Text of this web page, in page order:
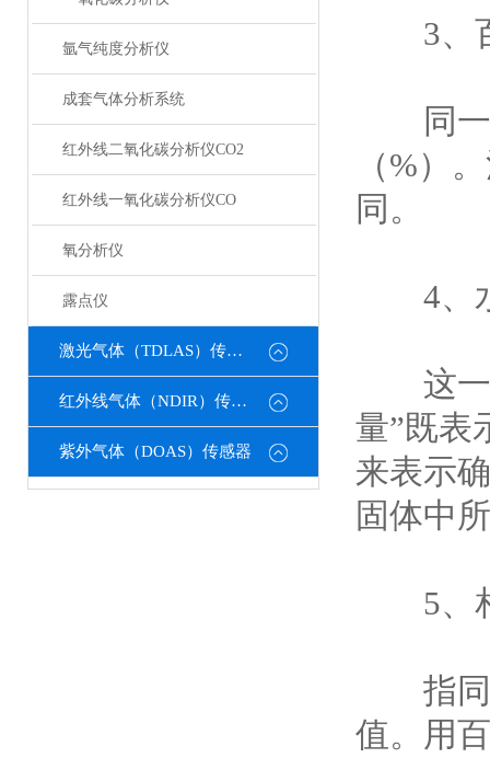
氩气纯度分析仪
成套气体分析系统
红外线二氧化碳分析仪CO2
红外线一氧化碳分析仪CO
氧分析仪
露点仪
激光气体（TDLAS）传感器
红外线气体（NDIR）传感器
紫外气体（DOAS）传感器
3、百
同一
（%）
同。
4、
这一
量”既表
来表示
固体中
5、
指同
值。用